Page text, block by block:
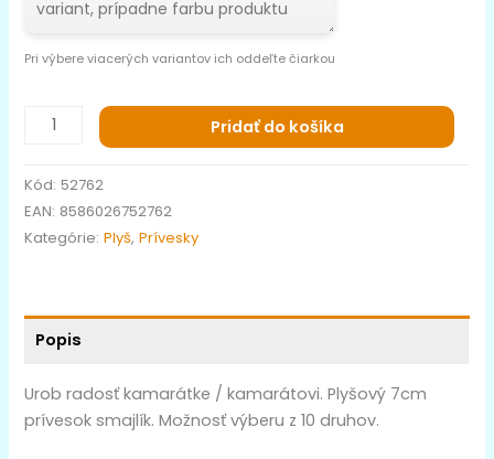
Pri výbere viacerých variantov ich oddeľte čiarkou
Pridať do košíka
Kód:52762
EAN: 8586026752762
Kategórie:Plyš,Prívesky
Popis
Urob radosť kamarátke / kamarátovi. Plyšový 7cm
prívesok smajlík. Možnosť výberu z 10 druhov.